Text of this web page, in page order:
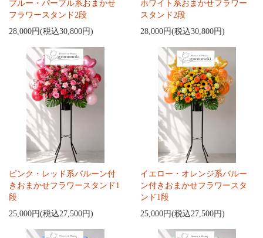
ブルー・パープル系おまかせ
フラワースタンド2段
28,000円(税込30,800円)
ホワイト系おまかせフラワー
スタンド2段
28,000円(税込30,800円)
ピンク・レッド系バルーン付
きおまかせフラワースタンド1
段
25,000円(税込27,500円)
イエロー・オレンジ系バルー
ン付きおまかせフラワースタ
ンド1段
25,000円(税込27,500円)